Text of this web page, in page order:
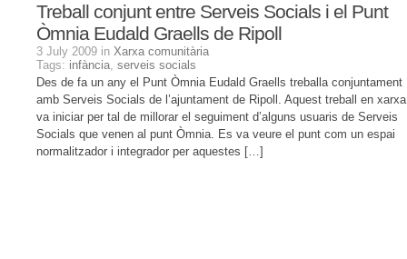
Treball conjunt entre Serveis Socials i el Punt
Òmnia Eudald Graells de Ripoll
3 July 2009 in Xarxa comunitària
Tags: infància, serveis socials
Des de fa un any el Punt Òmnia Eudald Graells treballa conjuntament
amb Serveis Socials de l’ajuntament de Ripoll. Aquest treball en
va iniciar per tal de millorar el seguiment d’alguns usuaris de Serveis
Socials que venen al punt Òmnia. Es va veure el punt com un espai
normalitzador i integrador per aquestes […]